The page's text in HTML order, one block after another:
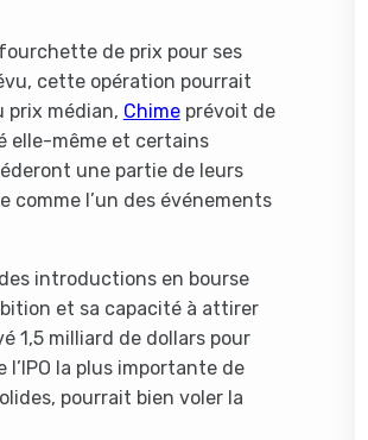
fourchette de prix pour ses
cette opération pourrait
prix médian, Chimeprévoit de
elle-même et certains
une partie de leurs
comme l’un des événements
introductions en bourse
et sa capacité à attirer
1,5 milliard de dollars pour
la plus importante de
pourrait bien voler la